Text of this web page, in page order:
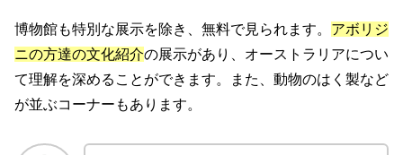
博物館も特別な展示を除き、無料で見られます。 アボリジ
ニの方達の文化紹介の展示があり、オーストラリアについ
て理解を深めることができます。また、動物のはく製など
が並ぶコーナーもあります。